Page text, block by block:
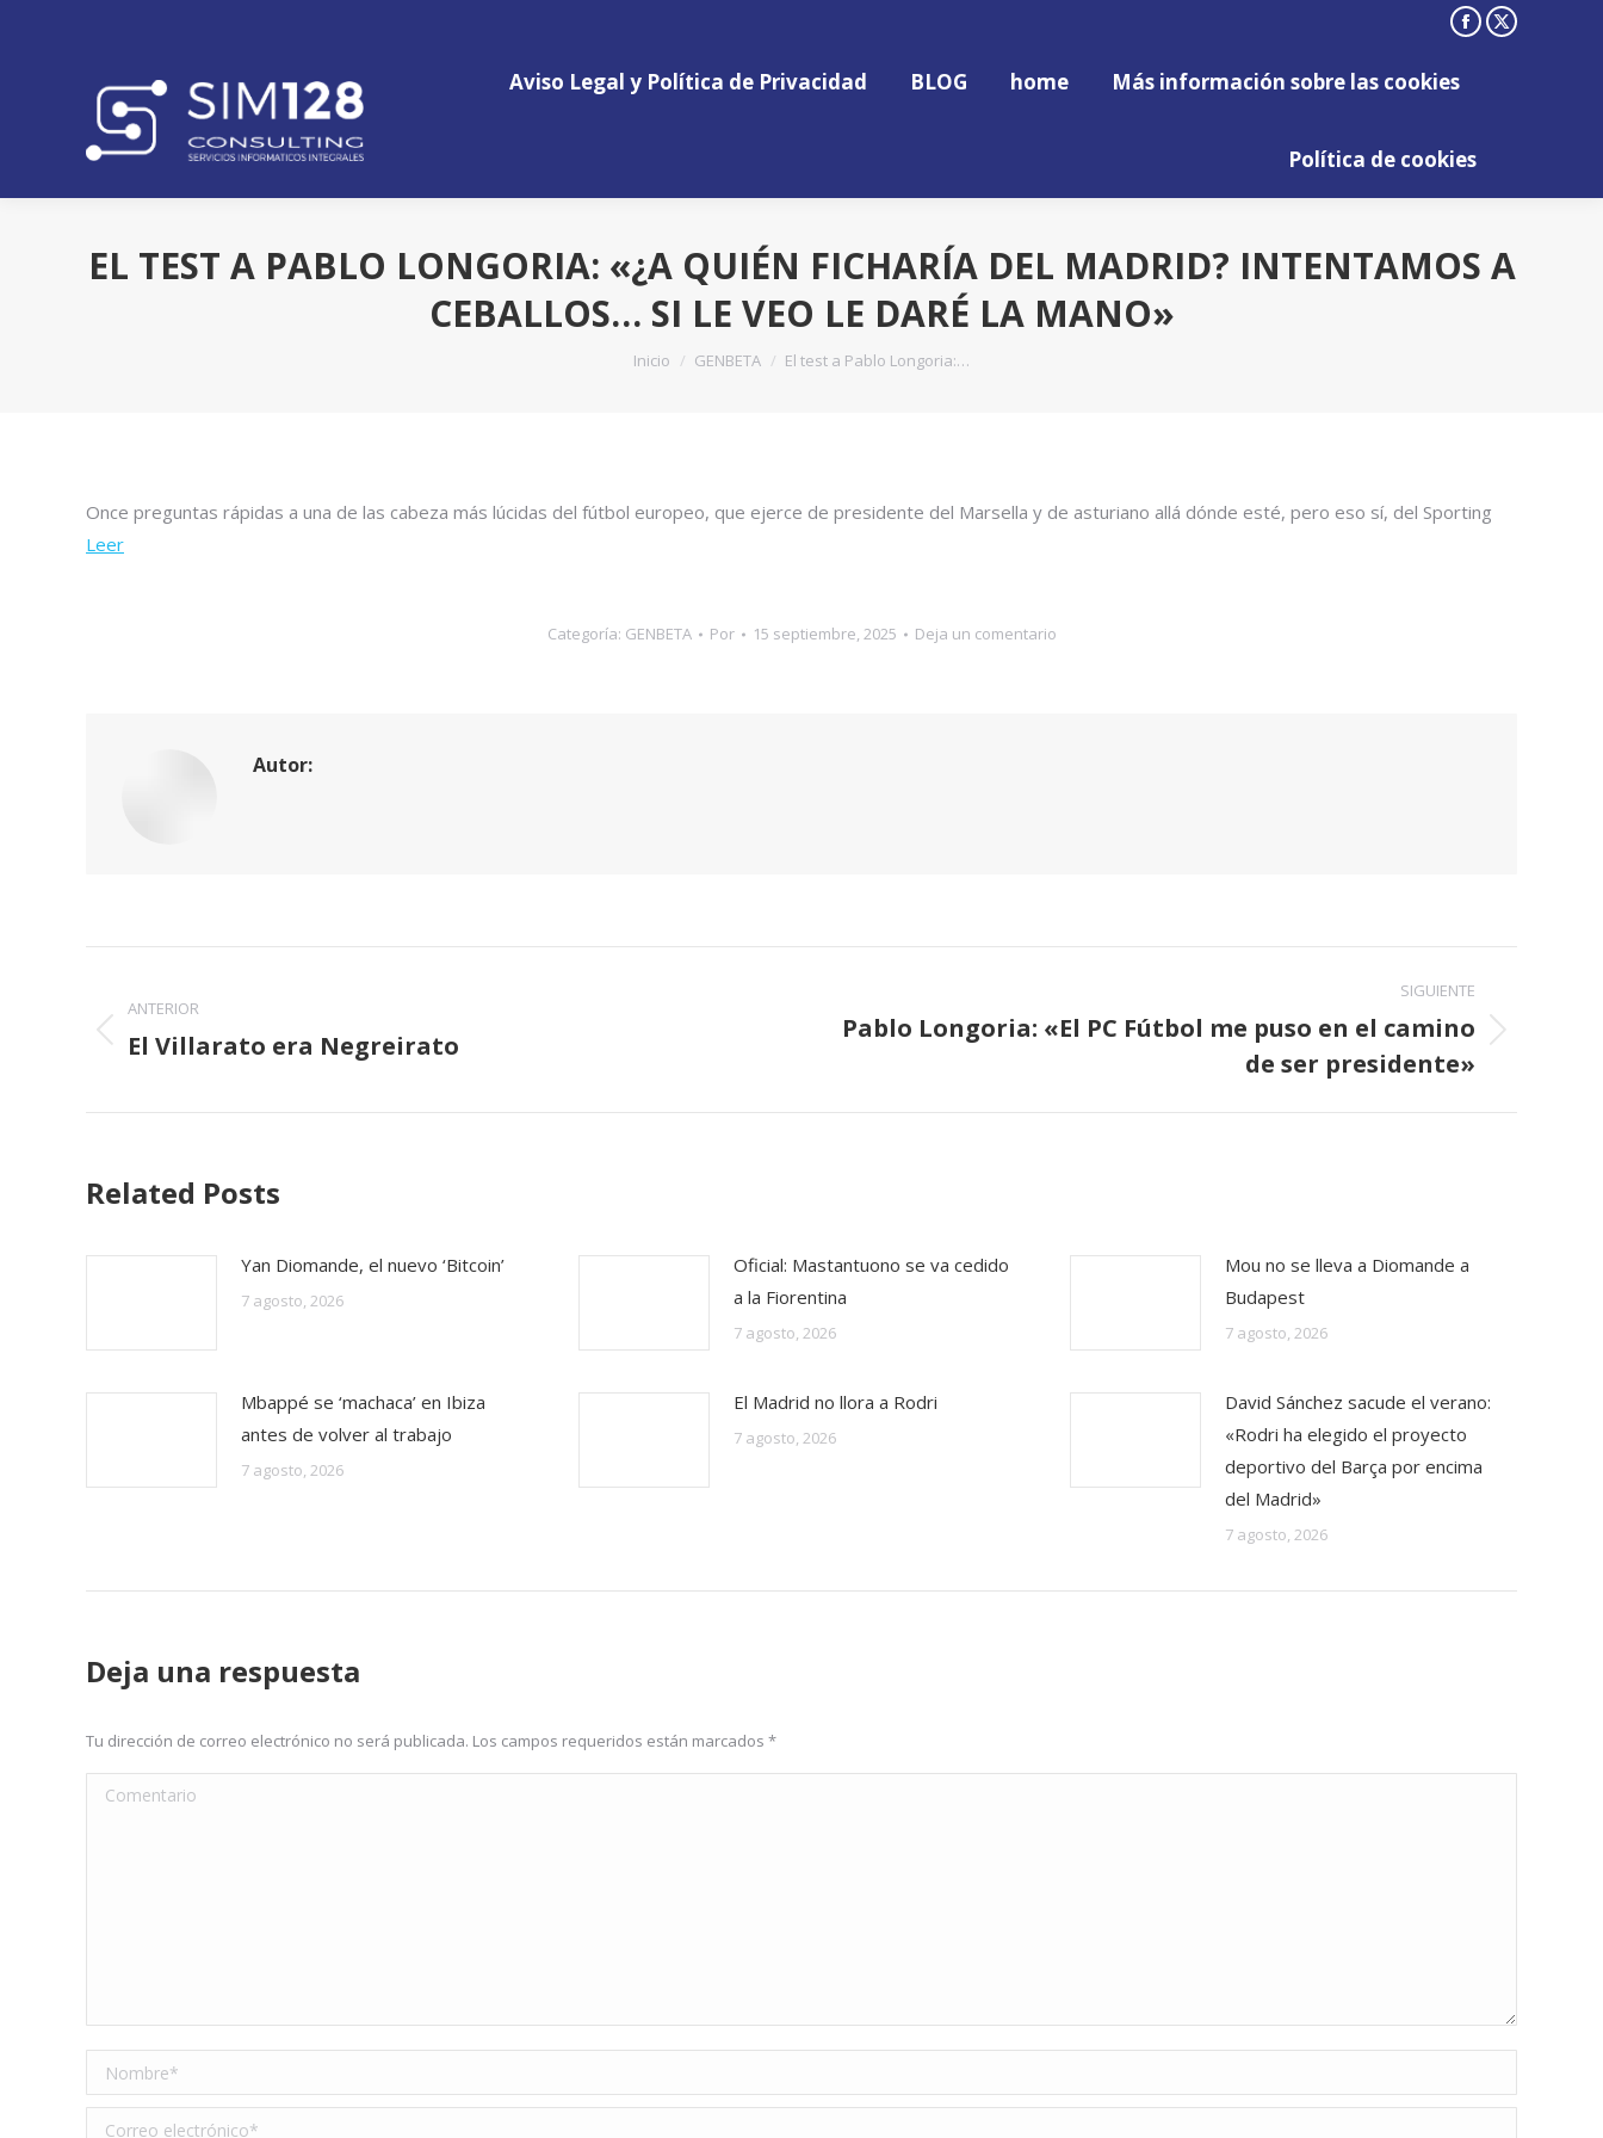
Facebook
new
X
Aviso Legal y Política de Privacidad BLOG home Más información sobre las cookies
Política de cookies
EL TEST A PABLO LONGORIA: «¿A QUIÉN FICHARÍA DEL MADRID? INTENTAMOS A
CEBALLOS… SI LE VEO LE DARÉ LA MANO»
Estás aquí:
Inicio GENBETA El test a Pablo Longoria:…
Once preguntas rápidas a una de las cabeza más lúcidas del fútbol europeo, que ejerce de presidente del Marsella y de asturiano allá dónde esté, pero eso sí, del Sporting
Leer
Categoría: GENBETA Por 15 septiembre, 2025 Deja un comentario
Autor:
entre
publicaciones
ANTERIOR
Publicación
El Villarato era Negreirato
SIGUIENTE
Publicación
Pablo Longoria: «El PC Fútbol me puso en el camino
de ser presidente»
Related Posts
Yan Diomande, el nuevo ‘Bitcoin’
7 agosto, 2026
Oficial: Mastantuono se va cedido
a la Fiorentina
7 agosto, 2026
Mou no se lleva a Diomande a
Budapest
7 agosto, 2026
Mbappé se ‘machaca’ en Ibiza
antes de volver al trabajo
7 agosto, 2026
El Madrid no llora a Rodri
7 agosto, 2026
David Sánchez sacude el verano:
«Rodri ha elegido el proyecto
deportivo del Barça por encima
del Madrid»
7 agosto, 2026
Deja una respuesta
Tu dirección de correo electrónico no será publicada. Los campos requeridos están marcados *
Comentario
Nombre *
Correo electrónico *
Más información sobre las cookies